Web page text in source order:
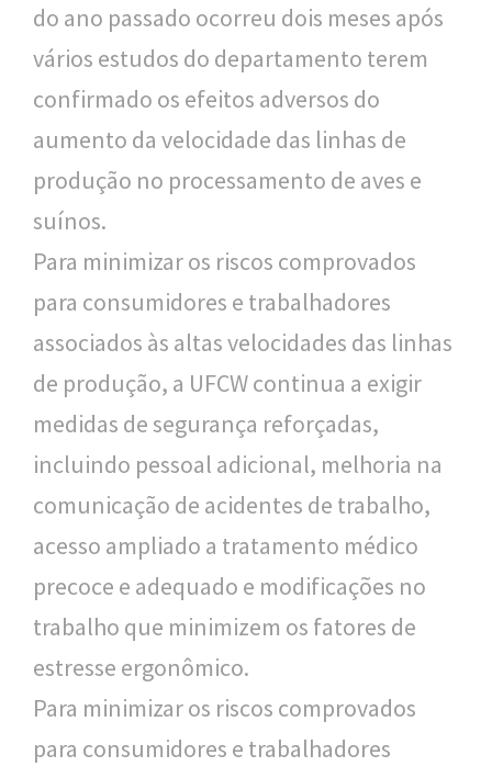
do ano passado ocorreu dois meses após
vários estudos do departamento terem
confirmado os efeitos adversos do
aumento da velocidade das linhas de
produção no processamento de aves e
suínos.
Para minimizar os riscos comprovados
para consumidores e trabalhadores
associados às altas velocidades das linhas
de produção, a UFCW continua a exigir
medidas de segurança reforçadas,
incluindo pessoal adicional, melhoria na
comunicação de acidentes de trabalho,
acesso ampliado a tratamento médico
precoce e adequado e modificações no
trabalho que minimizem os fatores de
estresse ergonômico.
Para minimizar os riscos comprovados
para consumidores e trabalhadores